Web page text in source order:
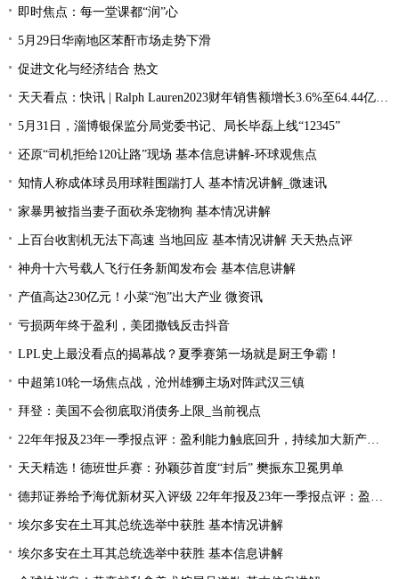
即时焦点：每一堂课都“润”心
5月29日华南地区苯酐市场走势下滑
促进文化与经济结合 热文
天天看点：快讯 | Ralph Lauren2023财年销售额增长3.6%至64.44亿美元
5月31日，淄博银保监分局党委书记、局长毕磊上线“12345”
还原“司机拒给120让路”现场 基本信息讲解-环球观焦点
知情人称成体球员用球鞋围踹打人 基本情况讲解_微速讯
家暴男被指当妻子面砍杀宠物狗 基本情况讲解
上百台收割机无法下高速 当地回应 基本情况讲解 天天热点评
神舟十六号载人飞行任务新闻发布会 基本信息讲解
产值高达230亿元！小菜“泡”出大产业 微资讯
亏损两年终于盈利，美团撒钱反击抖音
LPL史上最没看点的揭幕战？夏季赛第一场就是厨王争霸！
中超第10轮一场焦点战，沧州雄狮主场对阵武汉三镇
拜登：美国不会彻底取消债务上限_当前视点
22年年报及23年一季报点评：盈利能力触底回升，持续加大新产品研发
天天精选！德班世乒赛：孙颖莎首度“封后” 樊振东卫冕男单
德邦证券给予海优新材买入评级 22年年报及23年一季报点评：盈利能力触底回升 持续加大新产品研发
埃尔多安在土耳其总统选举中获胜 基本情况讲解
埃尔多安在土耳其总统选举中获胜 基本信息讲解